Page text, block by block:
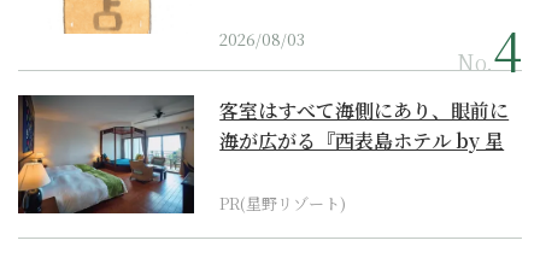
2026/08/03
No.
客室はすべて海側にあり、眼前に
海が広がる『西表島ホテル by 星
PR(星野リゾート)